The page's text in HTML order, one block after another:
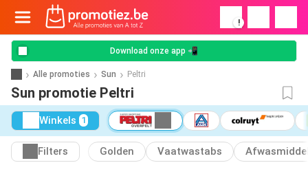
!
Download onze app 📲
Alle promoties Sun Peltri
Sun promotie Peltri
Winkels 1
Filters Golden Vaatwastabs